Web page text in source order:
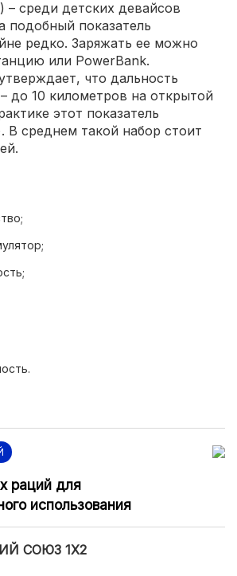
– среди детских девайсов
подобный показатель
редко. Заряжать ее можно
или PowerBank.
что дальность
до 10 километров на открытой
этот показатель
В среднем такой набор стоит
и небольшой вес;
раций для
использования
СОЮЗ 1Х2